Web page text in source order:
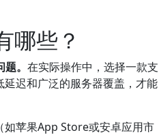
哪些？
。 在实际操作中，选择一款支
迟和广泛的服务器覆盖，才能
如苹果App Store或安卓应用市